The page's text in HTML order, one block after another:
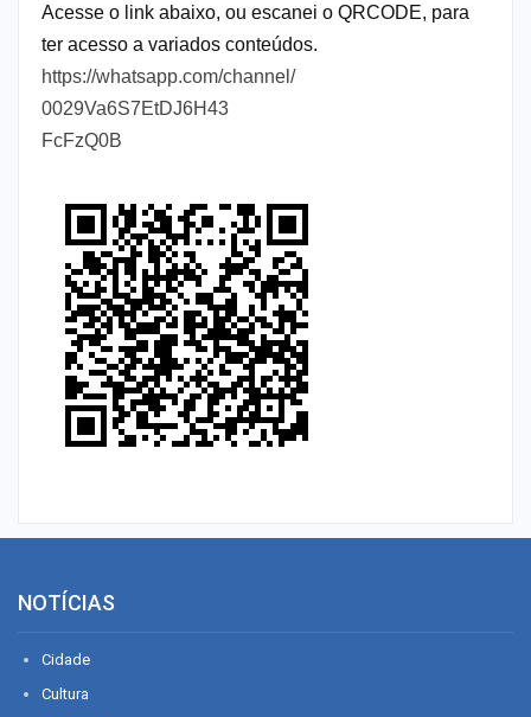
Acesse o link abaixo, ou escanei o QRCODE, para
ter acesso a variados conteúdos.
https://whatsapp.com/channel/
0029Va6S7EtDJ6H43
FcFzQ0B
NOTÍCIAS
Cidade
Cultura